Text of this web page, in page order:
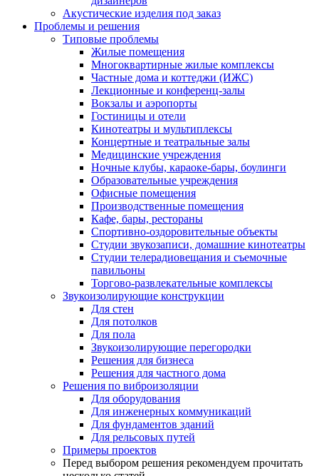
Акустические изделия под заказ
Проблемы и решения
Типовые проблемы
Жилые помещения
Многоквартирные жилые комплексы
Частные дома и коттеджи (ИЖС)
Лекционные и конференц-залы
Вокзалы и аэропорты
Гостиницы и отели
Кинотеатры и мультиплексы
Концертные и театральные залы
Медицинские учреждения
Ночные клубы, караоке-бары, боулинги
Образовательные учреждения
Офисные помещения
Производственные помещения
Кафе, бары, рестораны
Спортивно-оздоровительные объекты
Студии звукозаписи, домашние кинотеатры
Студии телерадиовещания и съемочные
павильоны
Торгово-развлекательные комплексы
Звукоизолирующие конструкции
Для стен
Для потолков
Для пола
Звукоизолирующие перегородки
Решения для бизнеса
Решения для частного дома
Решения по виброизоляции
Для оборудования
Для инженерных коммуникаций
Для фундаментов зданий
Для рельсовых путей
Примеры проектов
Перед выбором решения рекомендуем прочитать